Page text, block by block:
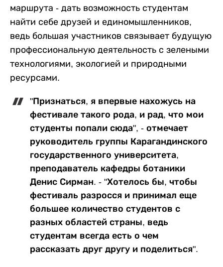
маршрута - дать возможность студентам
найти себе друзей и единомышленников,
ведь большая участников связывает будущую
профессиональную деятельность с зелеными
технологиями, экологией и природными
ресурсами.
"Признаться, я впервые нахожусь на
фестивале такого рода, и рад, что мои
студенты попали сюда", - отмечает
руководитель группы Карагандинского
государственного университета,
преподаватель кафедры ботаники
Денис Сирман. - "Хотелось бы, чтобы
фестиваль разросся и принимал еще
большее количество студентов с
разных областей страны, ведь
студентам всегда есть о чем
рассказать друг другу и поделиться".